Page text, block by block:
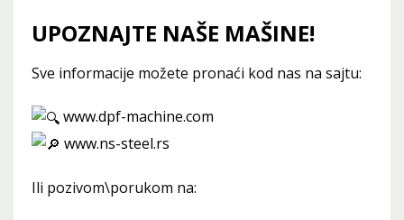
UPOZNAJTE NAŠE MAŠINE!
Sve informacije možete pronaći kod nas na sajtu:
www.dpf-machine.com
www.ns-steel.rs
Ili pozivom\porukom na: